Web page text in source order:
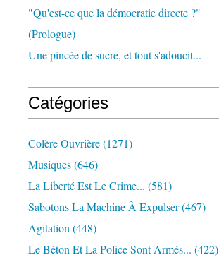
"Qu'est-ce que la démocratie directe ?"
(Prologue)
Une pincée de sucre, et tout s'adoucit...
Catégories
Colère Ouvrière(1271)
Musiques(646)
La Liberté Est Le Crime... (581)
Sabotons La Machine À Expulser(467)
Agitation (448)
Le Béton Et La Police Sont Armés... (422)